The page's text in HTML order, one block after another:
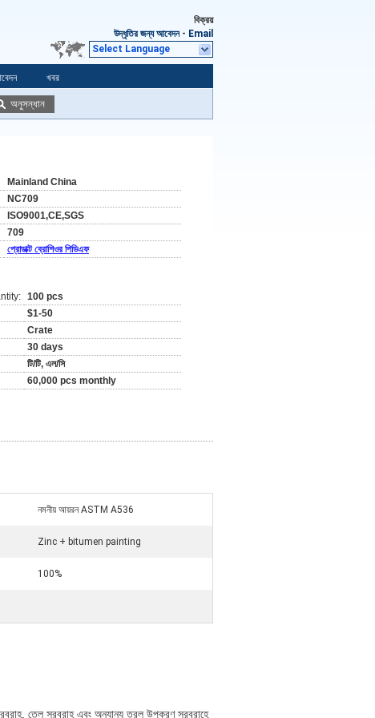
বিক্রয়
উদ্ধৃতির জন্য আবেদন - Email
Select Language
খবর
অনুসন্ধান
Mainland China
NC709
ISO9001,CE,SGS
709
প্রোডাক্ট ব্রোশিওর পিডিএফ
100 pcs
$1-50
Crate
30 days
টি/টি, এল/সি
60,000 pcs monthly
নমনীয় আয়রন ASTM A536
Zinc + bitumen painting
100%
সরবরাহ, তেল সরবরাহ এবং অন্যান্য তরল উপকরণ সরবরাহে